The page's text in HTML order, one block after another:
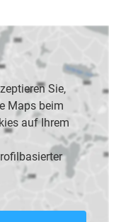
Sie,
Maps beim
auf Ihrem